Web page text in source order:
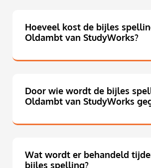
Hoeveel kost de bijles
Oldambt van StudyWorks?
Door wie wordt de bijles
Oldambt van StudyWorks
Wat wordt er behandeld
bijles spelling?